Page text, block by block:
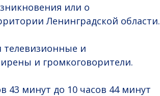
или о
Ленинградской области.
телевизионные и
и громкоговорители.
43 минут до 10 часов 44 минут